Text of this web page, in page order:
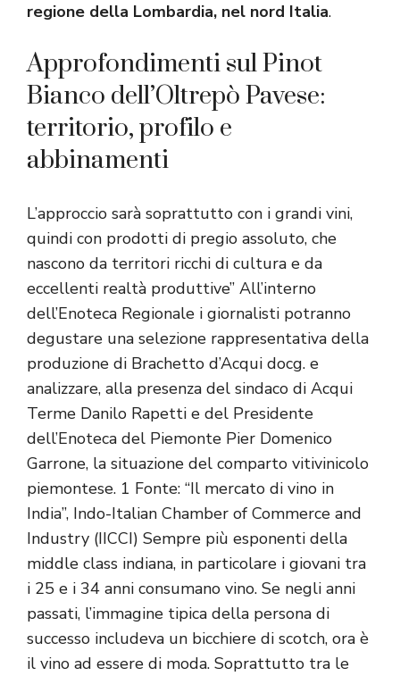
regione della Lombardia, nel nord Italia.
Approfondimenti sul Pinot
Bianco dell’Oltrepò Pavese:
territorio, profilo e
abbinamenti
L’approccio sarà soprattutto con i grandi vini,
quindi con prodotti di pregio assoluto, che
nascono da territori ricchi di cultura e da
eccellenti realtà produttive” All’interno
dell’Enoteca Regionale i giornalisti potranno
degustare una selezione rappresentativa della
produzione di Brachetto d’Acqui docg. e
analizzare, alla presenza del sindaco di Acqui
Terme Danilo Rapetti e del Presidente
dell’Enoteca del Piemonte Pier Domenico
Garrone, la situazione del comparto vitivinicolo
piemontese. 1 Fonte: “Il mercato di vino in
India”, Indo-Italian Chamber of Commerce and
Industry (IICCI) Sempre più esponenti della
middle class indiana, in particolare i giovani tra
i 25 e i 34 anni consumano vino. Se negli anni
passati, l’immagine tipica della persona di
successo includeva un bicchiere di scotch, ora è
il vino ad essere di moda. Soprattutto tra le